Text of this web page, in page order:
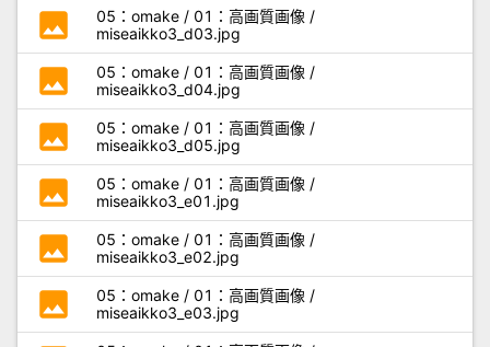
photo
05：omake / 01：高画質画像 /
miseaikko3_d03.jpg
photo
05：omake / 01：高画質画像 /
miseaikko3_d04.jpg
photo
05：omake / 01：高画質画像 /
miseaikko3_d05.jpg
photo
05：omake / 01：高画質画像 /
miseaikko3_e01.jpg
photo
05：omake / 01：高画質画像 /
miseaikko3_e02.jpg
photo
05：omake / 01：高画質画像 /
miseaikko3_e03.jpg